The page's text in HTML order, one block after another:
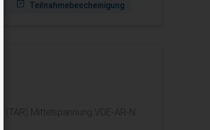
Teilnahmebescheinigung
Mittelspannung VDE-AR-N